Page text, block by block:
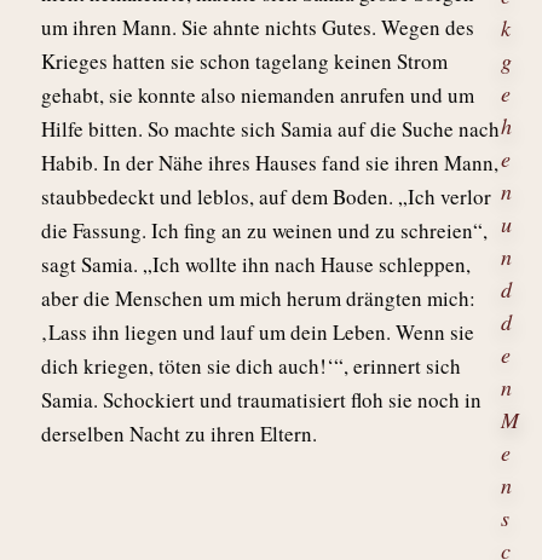
um ihren Mann. Sie ahnte nichts Gutes. Wegen des
Krieges hatten sie schon tagelang keinen Strom
gehabt, sie konnte also niemanden anrufen und um
Hilfe bitten. So machte sich Samia auf die Suche nach
Habib. In der Nähe ihres Hauses fand sie ihren Mann,
staubbedeckt und leblos, auf dem Boden. „Ich verlor
die Fassung. Ich fing an zu weinen und zu schreien“,
sagt Samia. „Ich wollte ihn nach Hause schleppen,
aber die Menschen um mich herum drängten mich:
‚Lass ihn liegen und lauf um dein Leben. Wenn sie
dich kriegen, töten sie dich auch!‘“, erinnert sich
Samia. Schockiert und traumatisiert floh sie noch in
derselben Nacht zu ihren Eltern.
k
g
e
h
e
n
u
n
d
d
e
n
M
e
n
s
c